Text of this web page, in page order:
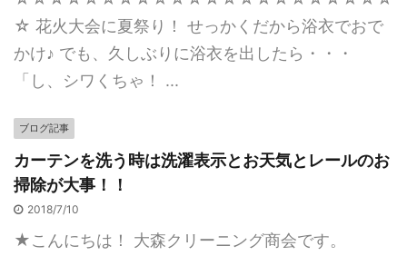
☆ 花火大会に夏祭り！ せっかくだから浴衣でおで
かけ♪ でも、久しぶりに浴衣を出したら・・・
「し、シワくちゃ！ ...
ブログ記事
カーテンを洗う時は洗濯表示とお天気とレールのお
掃除が大事！！
2018/7/10
★こんにちは！ 大森クリーニング商会です。